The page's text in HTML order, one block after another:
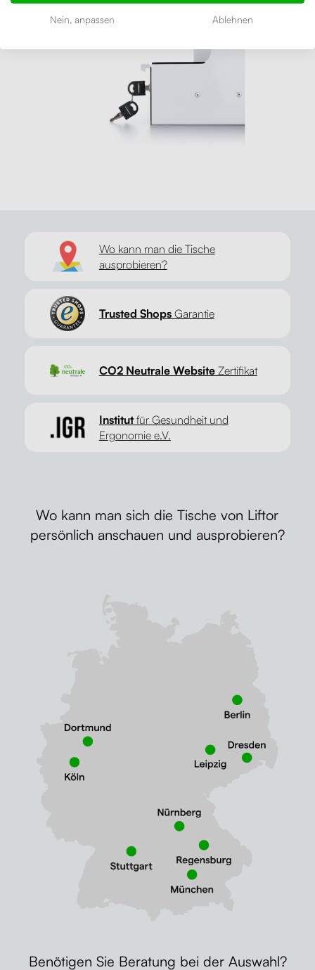
Wo kann man die Tische
ausprobieren?
Trusted Shops Garantie
CO2 Neutrale WebsiteZertifikat
Institutfür Gesundheit und
Ergonomie e.V.
Wo kann man sich die Tische von Liftor
persönlich anschauen und ausprobieren?
Benötigen Sie Beratung bei der Auswahl?
Nein, anpassen Ablehnen